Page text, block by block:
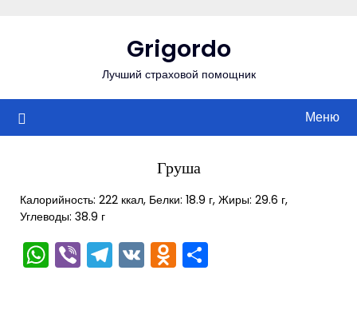
Grigordo
Лучший страховой помощник
Меню
Груша
Калорийность: 222 ккал, Белки: 18.9 г, Жиры: 29.6 г,
Углеводы: 38.9 г
WhatsApp
ViberTelegram
VKOdnoklassniki